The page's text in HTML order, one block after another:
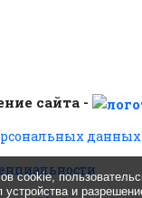
сайта -
данных
cookie,
и